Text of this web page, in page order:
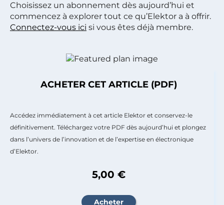
Choisissez un abonnement dès aujourd’hui et
commencez à explorer tout ce qu’Elektor a à offrir.
Connectez-vous ici si vous êtes déjà membre.
ACHETER CET ARTICLE (PDF)
Accédez immédiatement à cet article Elektor et conservez-le
définitivement. Téléchargez votre PDF dès aujourd’hui et plongez
dans l’univers de l’innovation et de l’expertise en électronique
d’Elektor.
5,00 €